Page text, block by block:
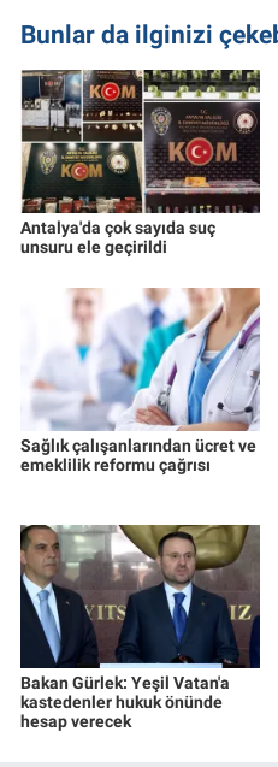
Bunlar da ilginizi
Antalya'da çok sayıda suç
unsuru ele geçirildi
Sağlık çalışanlarından ücret ve
emeklilik reformu çağrısı
Bakan Gürlek: Yeşil Vatan'a
kastedenler hukuk önünde
hesap verecek